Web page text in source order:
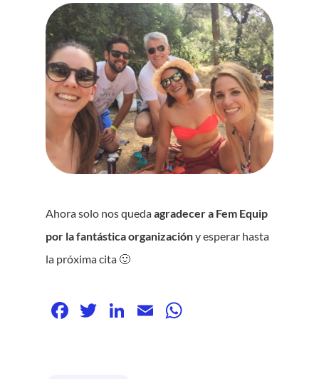
Ahora solo nos quedaagradecer a Fem Equip
por la fantástica organizacióny esperar hasta
la próxima cita 🙂
Facebook
Twitter
LinkedIn
Email